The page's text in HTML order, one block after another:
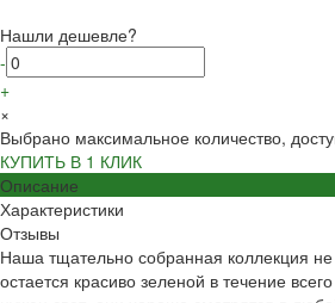
Нашли дешевле?
-
+
×
Выбрано максимальное количество,
КУПИТЬ В 1 КЛИК
Описание
Характеристики
Отзывы
Наша тщательно собранная коллекция не
остается красиво зеленой в течение